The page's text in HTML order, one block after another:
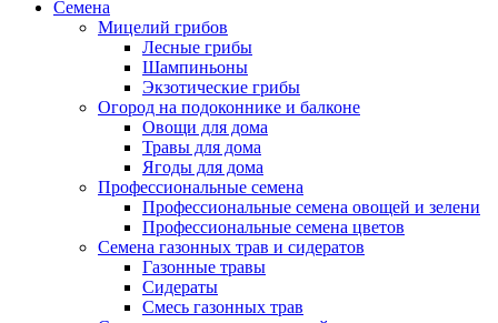
Семена
Мицелий грибов
Лесные грибы
Шампиньоны
Экзотические грибы
Огород на подоконнике и балконе
Овощи для дома
Травы для дома
Ягоды для дома
Профессиональные семена
Профессиональные семена овощей и зелени
Профессиональные семена цветов
Семена газонных трав и сидератов
Газонные травы
Сидераты
Смесь газонных трав